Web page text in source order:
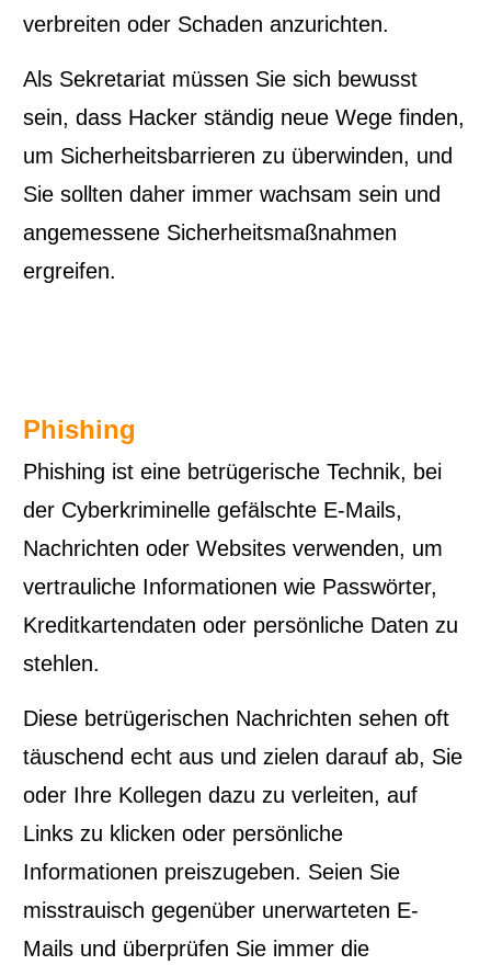
verbreiten oder Schaden anzurichten.
Als Sekretariat müssen Sie sich bewusst
sein, dass Hacker ständig neue Wege finden,
um Sicherheitsbarrieren zu überwinden, und
Sie sollten daher immer wachsam sein und
angemessene Sicherheitsmaßnahmen
ergreifen.
Phishing
Phishing ist eine betrügerische Technik, bei
der Cyberkriminelle gefälschte E-Mails,
Nachrichten oder Websites verwenden, um
vertrauliche Informationen wie Passwörter,
Kreditkartendaten oder persönliche Daten zu
stehlen.
Diese betrügerischen Nachrichten sehen oft
täuschend echt aus und zielen darauf ab, Sie
oder Ihre Kollegen dazu zu verleiten, auf
Links zu klicken oder persönliche
Informationen preiszugeben. Seien Sie
misstrauisch gegenüber unerwarteten E-
Mails und überprüfen Sie immer die